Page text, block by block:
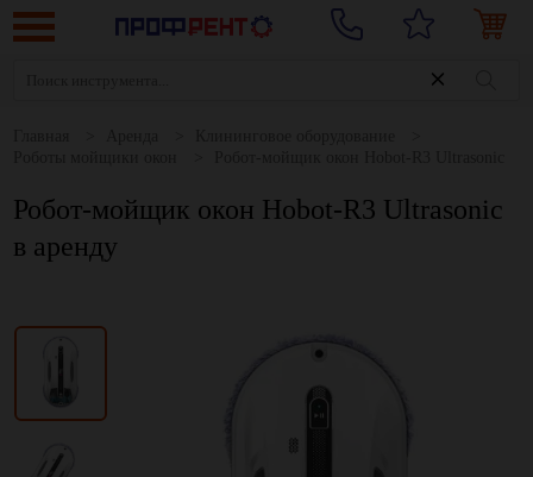
Робот-мойщик окон Hobot-R3 Ultrasonic
в аренду